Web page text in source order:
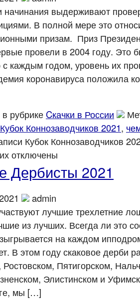
начинания выдерживают
В полной мере это
призам. Приз
провели в 2004 году. Это
каждым годом, уровень их
коронавируса положила
рубрике Cкачки в России
Коннозаводчиков 2021,
Кубок Коннозаводчиков
отключены
Дербисты 2021
admin
лучшие трехлетние
из лучших. Всегда ли это
на каждом
В этом году скаковое дерби
Пятигорском,
Элистинском и
мы […]